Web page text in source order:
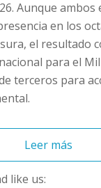
Aunque ambos
en los
el resultado
para el
terceros para
Leer más
like us: